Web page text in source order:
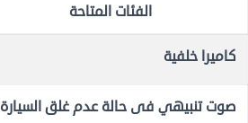
الفئات المتاحة
كاميرا خلفية
صوت تنبيهي فى حالة عدم غلق السيارة